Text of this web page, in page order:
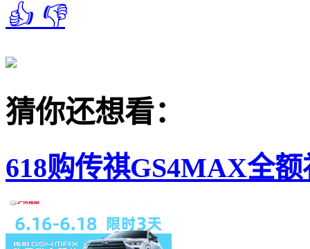
👍 👎
猜你还想看：
618购传祺GS4MAX全